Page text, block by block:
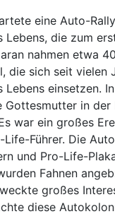
eine Auto-
Lebens, die zum
nahmen etwa
die sich seit vielen
Lebens einsetzen.
Gottesmutter in der
war ein großes
Life-Führer. Die
und Pro-Life-
Fahnen
großes
diese